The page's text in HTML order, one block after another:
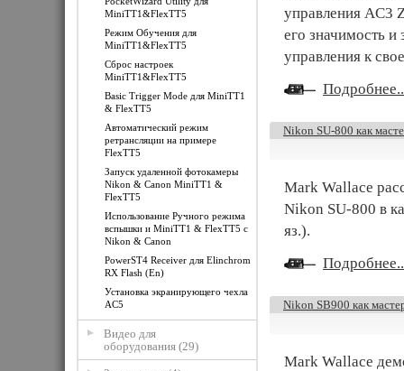
MiniTT1&FlexTT5
Режим Обучения для
MiniTT1&FlexTT5
Сброс настроек
MiniTT1&FlexTT5
Basic Trigger Mode для MiniTT1
& FlexTT5
Автоматический режим
ретрансляции на примере
FlexTT5
Запуск удаленной фотокамеры
Nikon & Canon MiniTT1 &
FlexTT5
Использование Ручного режима
вспышки и MiniTT1 & FlexTT5 с
Nikon & Canon
PowerST4 Receiver для Elinchrom
RX Flash (En)
Установка экранирующего чехла
AC5
Видео для
оборудования (29)
управления AC3
его значимость и
управления к
Nikon SU-800 как
Mark Wallace
Nikon SU-800 в
яз.).
Nikon SB900 как
Mark Wallace